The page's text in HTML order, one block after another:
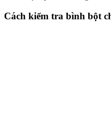
Cách kiểm tra bình bột